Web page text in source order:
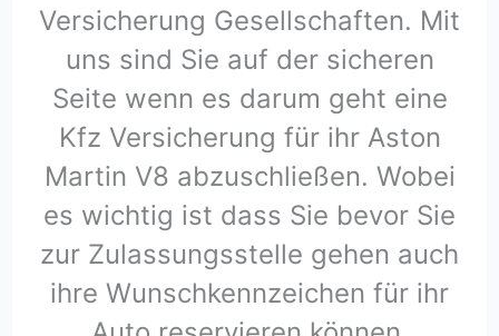
Versicherung Gesellschaften. Mit
uns sind Sie auf der sicheren
Seite wenn es darum geht eine
Kfz Versicherung für ihr Aston
Martin V8 abzuschließen. Wobei
es wichtig ist dass Sie bevor Sie
zur Zulassungsstelle gehen auch
ihre Wunschkennzeichen für ihr